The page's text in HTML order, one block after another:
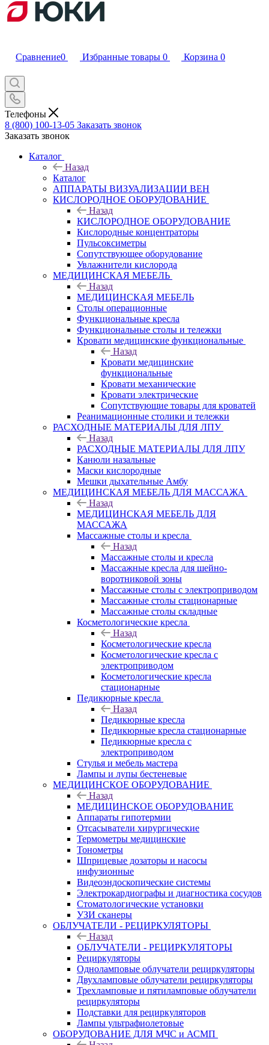
Сравнение0 Избранные товары 0 Корзина 0
Телефоны
8 (800) 100-13-05 Заказать звонок
Заказать звонок
Каталог
Назад
Каталог
АППАРАТЫ ВИЗУАЛИЗАЦИИ ВЕН
КИСЛОРОДНОЕ ОБОРУДОВАНИЕ
Назад
КИСЛОРОДНОЕ ОБОРУДОВАНИЕ
Кислородные концентраторы
Пульсоксиметры
Сопутствующее оборудование
Увлажнители кислорода
МЕДИЦИНСКАЯ МЕБЕЛЬ
Назад
МЕДИЦИНСКАЯ МЕБЕЛЬ
Столы операционные
Функциональные кресла
Функциональные столы и тележки
Кровати медицинские функциональные
Назад
Кровати медицинские
функциональные
Кровати механические
Кровати электрические
Сопутствующие товары для кроватей
Реанимационные столики и тележки
РАСХОДНЫЕ МАТЕРИАЛЫ ДЛЯ ЛПУ
Назад
РАСХОДНЫЕ МАТЕРИАЛЫ ДЛЯ ЛПУ
Канюли назальные
Маски кислородные
Мешки дыхательные Амбу
МЕДИЦИНСКАЯ МЕБЕЛЬ ДЛЯ МАССАЖА
Назад
МЕДИЦИНСКАЯ МЕБЕЛЬ ДЛЯ
МАССАЖА
Массажные столы и кресла
Назад
Массажные столы и кресла
Массажные кресла для шейно-
воротниковой зоны
Массажные столы с электроприводом
Массажные столы стационарные
Массажные столы складные
Косметологические кресла
Назад
Косметологические кресла
Косметологические кресла с
электроприводом
Косметологические кресла
стационарные
Педикюрные кресла
Назад
Педикюрные кресла
Педикюрные кресла стационарные
Педикюрные кресла с
электроприводом
Стулья и мебель мастера
Лампы и лупы бестеневые
МЕДИЦИНСКОЕ ОБОРУДОВАНИЕ
Назад
МЕДИЦИНСКОЕ ОБОРУДОВАНИЕ
Аппараты гипотермии
Отсасыватели хирургические
Термометры медицинские
Тонометры
Шприцевые дозаторы и насосы
инфузионные
Видеоэндоскопические системы
Электрокардиографы и диагностика сосудов
Стоматологические установки
УЗИ сканеры
ОБЛУЧАТЕЛИ - РЕЦИРКУЛЯТОРЫ
Назад
ОБЛУЧАТЕЛИ - РЕЦИРКУЛЯТОРЫ
Рециркуляторы
Одноламповые облучатели рециркуляторы
Двухламповые облучатели рециркуляторы
Трехламповые и пятиламповые облучатели
рециркуляторы
Подставки для рециркуляторов
Лампы ультрафиолетовые
ОБОРУДОВАНИЕ ДЛЯ МЧС и АСМП